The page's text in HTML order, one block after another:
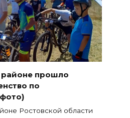
прошло
по
Ростовской области